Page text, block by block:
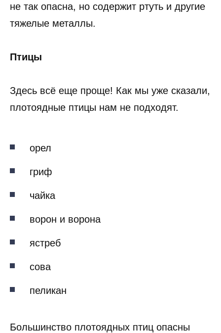
не так опасна, но содержит ртуть и другие
тяжелые металлы.
Птицы
Здесь всё еще проще! Как мы уже сказали,
плотоядные птицы нам не подходят.
орел
гриф
чайка
ворон и ворона
ястреб
сова
пеликан
Большинство плотоядных птиц опасны